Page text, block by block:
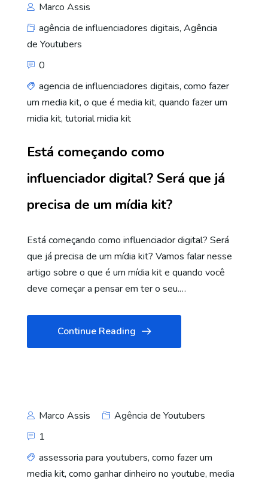
Marco Assis
agência de influenciadores digitais, Agência
de Youtubers
0
agencia de influenciadores digitais, como fazer
um media kit, o que é media kit, quando fazer um
midia kit, tutorial midia kit
Está começando como
influenciador digital? Será que já
precisa de um mídia kit?
Está começando como influenciador digital? Será
que já precisa de um mídia kit? Vamos falar nesse
artigo sobre o que é um mídia kit e quando você
deve começar a pensar em ter o seu.…
Continue Reading
Marco Assis
Agência de Youtubers
1
assessoria para youtubers, como fazer um
media kit, como ganhar dinheiro no youtube, media